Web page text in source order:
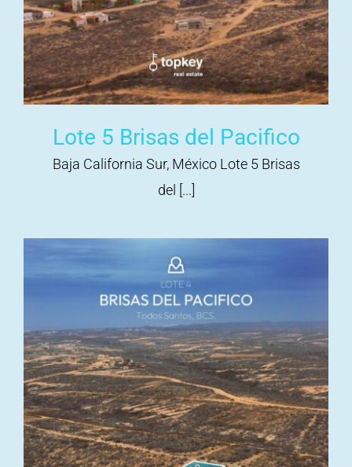
Lote 5 Brisas del Pacifico
Baja California Sur, México Lote 5 Brisas
del [...]